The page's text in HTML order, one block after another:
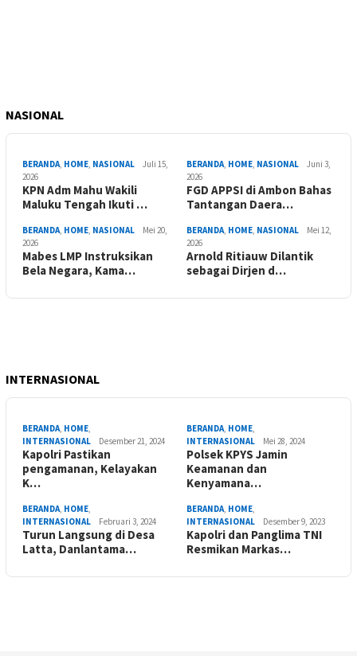
NASIONAL
BERANDA, HOME, NASIONAL
Juli 15,
2026
KPN Adm Mahu Wakili
Maluku Tengah Ikuti …
BERANDA, HOME, NASIONAL
Juni 3,
2026
FGD APPSI di Ambon Bahas
Tantangan Daera…
BERANDA, HOME, NASIONAL
Mei 20,
2026
Mabes LMP Instruksikan
Bela Negara, Kama…
BERANDA, HOME, NASIONAL
Mei 12,
2026
Arnold Ritiauw Dilantik
sebagai Dirjen d…
INTERNASIONAL
BERANDA, HOME,
INTERNASIONAL
Desember 21, 2024
Kapolri Pastikan
pengamanan, Kelayakan
K…
BERANDA, HOME,
INTERNASIONAL
Mei 28, 2024
Polsek KPYS Jamin
Keamanan dan
Kenyamana…
BERANDA, HOME,
INTERNASIONAL
Februari 3, 2024
Turun Langsung di Desa
Latta, Danlantama…
BERANDA, HOME,
INTERNASIONAL
Desember 9, 2023
Kapolri dan Panglima TNI
Resmikan Markas…